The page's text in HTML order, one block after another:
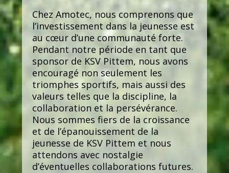
Chez Amotec, nous comprenons que
l’investissement dans la jeunesse est
au cœur d’une communauté forte.
Pendant notre période en tant que
sponsor de KSV Pittem, nous avons
encouragé non seulement les
triomphes sportifs, mais aussi des
valeurs telles que la discipline, la
collaboration et la persévérance.
Nous sommes fiers de la croissance
et de l’épanouissement de la
jeunesse de KSV Pittem et nous
attendons avec nostalgie
d’éventuelles collaborations futures.